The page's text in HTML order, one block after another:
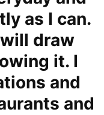
as I can.
draw
it. I
and
and